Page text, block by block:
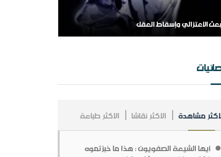
المملكة العربية السعودية ، فلسلفة النشأة ، تنظيراً
عــلاقــات الــملك عــبد￼￼ العزیز مــع الإنجــلیز ،
مشاهدة الاكثر نقاشا الاكثر طباعة
أيها الشيعة الصفويون : هذا ما خبزتموه